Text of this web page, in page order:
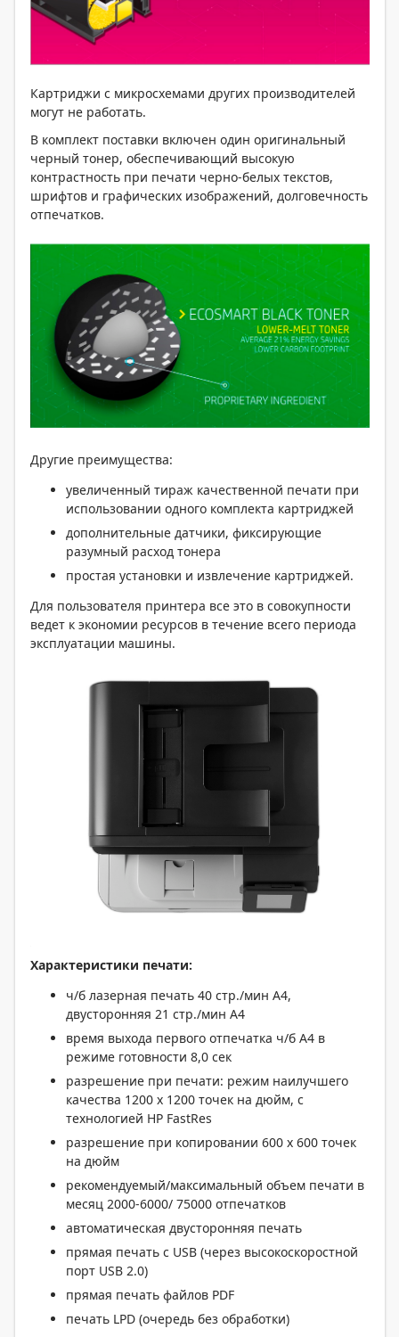
Картриджи с микросхемами других производителей
могут не работать.
В комплект поставки включен один оригинальный
черный тонер, обеспечивающий высокую
контрастность при печати черно-белых текстов,
шрифтов и графических изображений, долговечность
отпечатков.
Другие преимущества:
увеличенный тираж качественной печати при
использовании одного комплекта картриджей
дополнительные датчики, фиксирующие
разумный расход тонера
простая установки и извлечение картриджей.
Для пользователя принтера все это в совокупности
ведет к экономии ресурсов в течение всего периода
эксплуатации машины.
Характеристики печати:
ч/б лазерная печать 40 стр./мин А4,
двусторонняя 21 стр./мин А4
время выхода первого отпечатка ч/б A4 в
режиме готовности 8,0 сек
разрешение при печати: режим наилучшего
качества 1200 x 1200 точек на дюйм, с
технологией HP FastRes
разрешение при копировании 600 х 600 точек
на дюйм
рекомендуемый/максимальный объем печати в
месяц 2000-6000/ 75000 отпечатков
автоматическая двусторонняя печать
прямая печать с USB (через высокоскоростной
порт USB 2.0)
прямая печать файлов PDF
печать LPD (очередь без обработки)